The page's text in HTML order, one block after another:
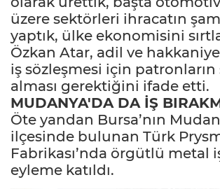
üzere sektörleri ihracatın
yaptık, ülke ekonomisini
Özkan Atar, adil ve
iş sözleşmesi için
alması gerektiğini ifade etti.
MUDANYA'DA DA İŞ
Öte yandan Bursa’nın
ilçesinde bulunan Türk
Fabrikası’nda örgütlü metal
eyleme katıldı.